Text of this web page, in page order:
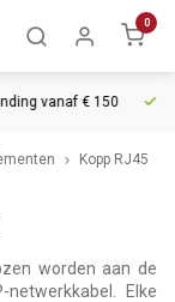
0
vanaf € 150 5%
Kopp RJ45
worden aan de
Elke